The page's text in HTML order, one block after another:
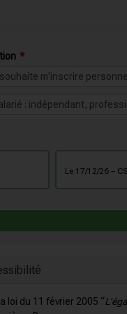
le
loi du 11 février 2005 “